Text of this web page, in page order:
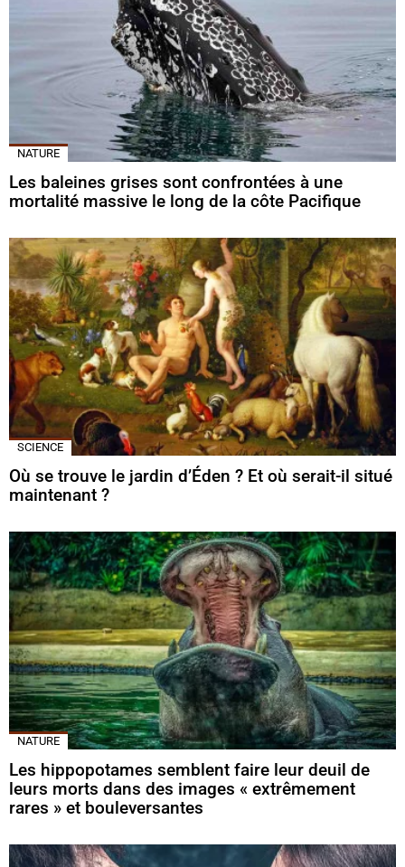
NATURE
Les baleines grises sont confrontées à une
mortalité massive le long de la côte Pacifique
SCIENCE
Où se trouve le jardin d’Éden ? Et où serait-il situé
maintenant ?
NATURE
Les hippopotames semblent faire leur deuil de
leurs morts dans des images « extrêmement
rares » et bouleversantes